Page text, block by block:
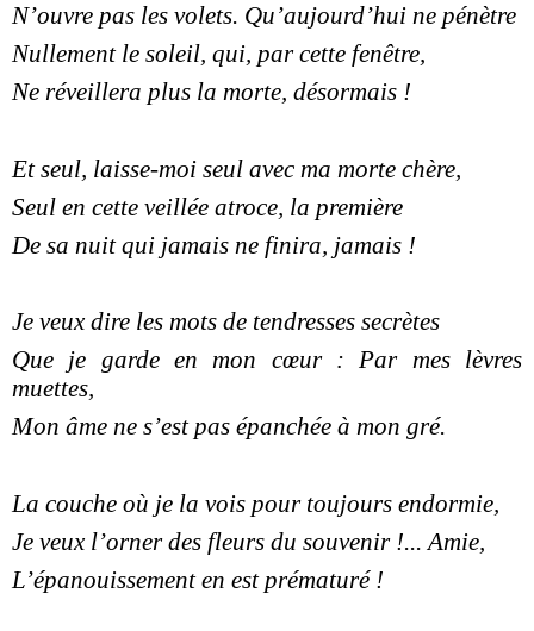
N’ouvre pas les volets. Qu’aujourd’hui ne pénètre
Nullement le soleil, qui, par cette fenêtre,
Ne réveillera plus la morte, désormais !
Et seul, laisse-moi seul avec ma morte chère,
Seul en cette veillée atroce, la première
De sa nuit qui jamais ne finira, jamais !
Je veux dire les mots de tendresses secrètes
Que je garde en mon cœur : Par mes lèvres
muettes,
Mon âme ne s’est pas épanchée à mon gré.
La couche où je la vois pour toujours endormie,
Je veux l’orner des fleurs du souvenir !... Amie,
L’épanouissement en est prématuré !